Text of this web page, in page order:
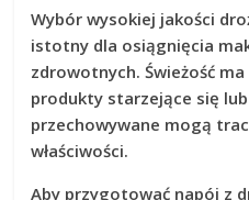
Wybór wysokiej jakości
istotny dla osiągnięcia
zdrowotnych. Świeżość
produkty starzejące się lub
przechowywane mogą
właściwości.
Aby przygotować napój z